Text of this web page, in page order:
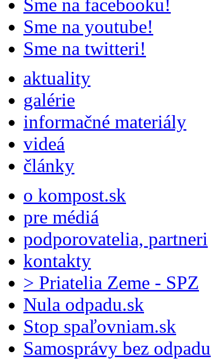
Sme na facebooku!
Sme na youtube!
Sme na twitteri!
aktuality
galérie
informačné materiály
videá
články
o kompost.sk
pre médiá
podporovatelia, partneri
kontakty
> Priatelia Zeme - SPZ
Nula odpadu.sk
Stop spaľovniam.sk
Samosprávy bez odpadu